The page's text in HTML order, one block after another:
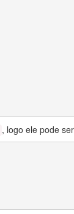
, logo ele pode